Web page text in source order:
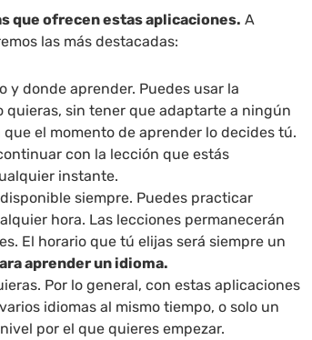
que ofrecen estas aplicaciones. A
las más destacadas:
y donde aprender. Puedes usar la
quieras, sin tener que adaptarte a ningún
el momento de aprender lo decides tú.
con la lección que estás
instante.
siempre. Puedes practicar
hora. Las lecciones permanecerán
El horario que tú elijas será siempre un
aprender un idioma.
Por lo general, con estas aplicaciones
idiomas al mismo tiempo, o solo un
por el que quieres empezar.